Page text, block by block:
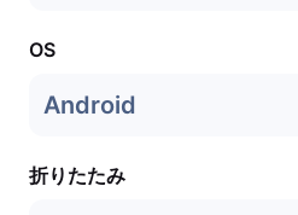
OS
Android
折りたたみ